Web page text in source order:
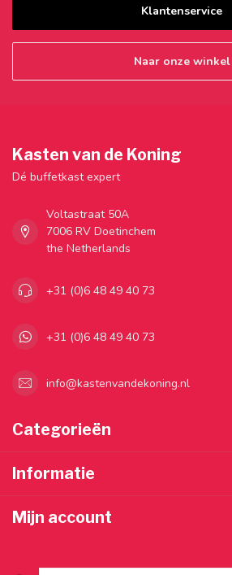
Klantenservice
Naar onze winkel
Kasten van de Koning
Dé buffetkast expert
Voltastraat 50A
7006 RV Doetinchem
the Netherlands
+31 (0)6 48 49 40 73
+31 (0)6 48 49 40 73
info@kastenvandekoning.nl
Categorieën
Informatie
Mijn account